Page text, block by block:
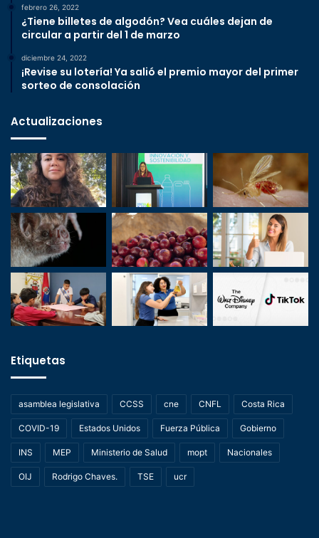
febrero 26, 2022
¿Tiene billetes de algodón? Vea cuáles dejan de
circular a partir del 1 de marzo
diciembre 24, 2022
¡Revise su lotería! Ya salió el premio mayor del primer
sorteo de consolación
Actualizaciones
Etiquetas
asamblea legislativa CCSS cne CNFL Costa Rica
COVID-19 Estados Unidos Fuerza Pública Gobierno
INS MEP Ministerio de Salud mopt Nacionales
OIJ Rodrigo Chaves. TSE ucr